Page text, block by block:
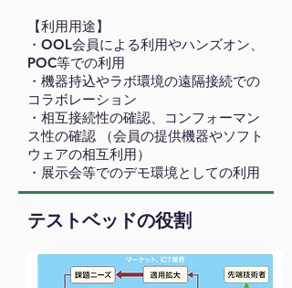
【利用用途】
・OOL会員による利用やハンズオン、
POC等での利用
・機器持込やラボ環境の遠隔接続での
コラボレーション
・相互接続性の確認、コンフォーマン
ス性の確認 （会員の提供機器やソフト
ウェアの相互利用）
・展示会等でのデモ環境としての利用
テストベッドの役割